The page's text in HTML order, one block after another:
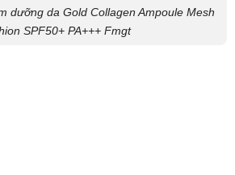
dưỡng da Gold Collagen Ampoule Mesh
SPF50+ PA+++ Fmgt